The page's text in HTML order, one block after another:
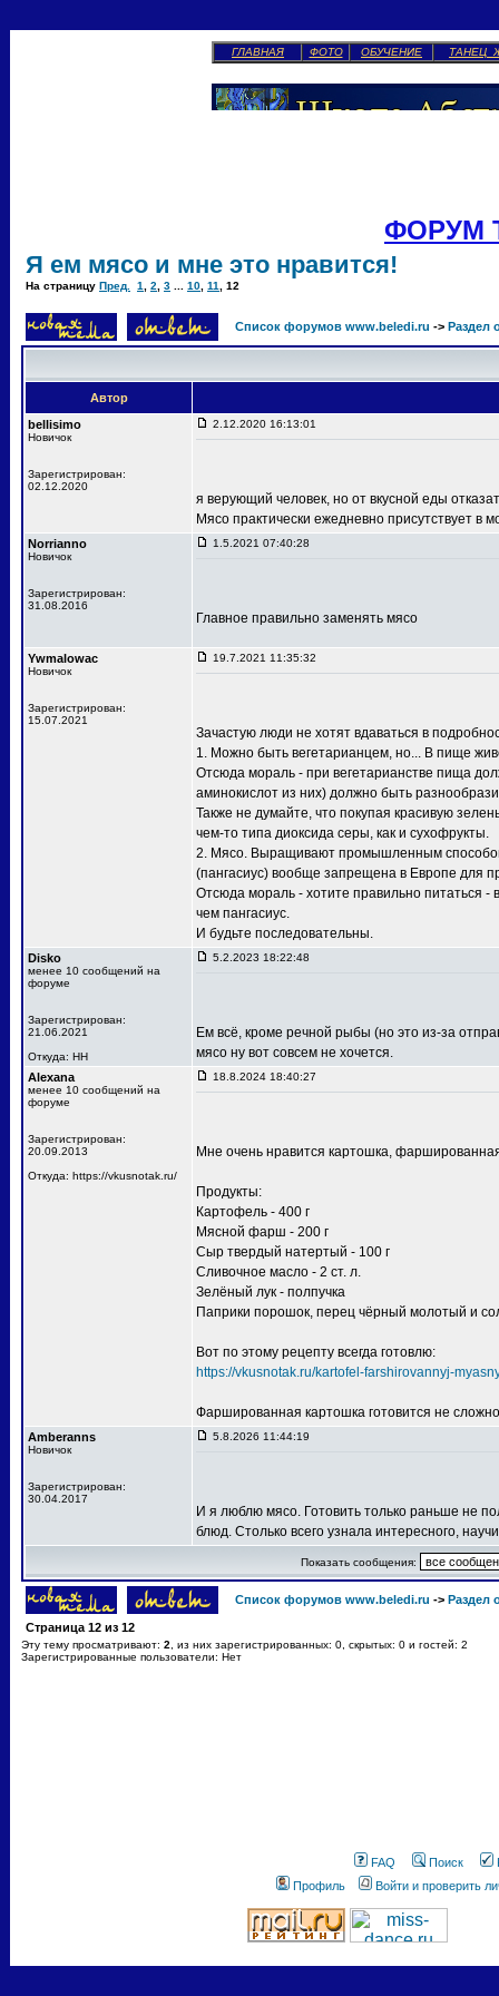
ГЛАВНАЯ ФОТО ОБУЧЕНИЕ ТАНЕЦ
ФОРУМ
Я ем мясо и мне это нравится!
На страницу Пред. 1 2 3 10 11 12
Список форумов www.beledi.ru -> Раздел
Автор
bellisimo
Новичок
Зарегистрирован:
02.12.2020
2.12.2020 16:13:01
я верующий человек, но от вкусной еды
Мясо практически ежедневно присутствует в
Norrianno
Новичок
Зарегистрирован:
31.08.2016
1.5.2021 07:40:28
Главное правильно заменять мясо
Ywmalowac
Новичок
Зарегистрирован:
15.07.2021
19.7.2021 11:35:32
Зачастую люди не хотят вдаваться в
1. Можно быть вегетарианцем, но... В пище
Отсюда мораль - при вегетарианстве пища
аминокислот из них) должно быть
Также не думайте, что покупая красивую
чем-то типа диоксида серы, как и сухофрукты.
2. Мясо. Выращивают промышленным способом
(пангасиус) вообще запрещена в Европе для
Отсюда мораль - хотите правильно питаться
чем пангасиус.
И будьте последовательны.
Disko
менее 10 сообщений на
форуме
Зарегистрирован:
21.06.2021
Откуда: НН
5.2.2023 18:22:48
Ем всё, кроме речной рыбы (но это из-за
мясо ну вот совсем не хочется.
Alexana
менее 10 сообщений на
форуме
Зарегистрирован:
20.09.2013
Откуда: https://vkusnotak.ru/
18.8.2024 18:40:27
Мне очень нравится картошка,
Продукты:
Картофель - 400 г
Мясной фарш - 200 г
Сыр твердый натертый - 100 г
Сливочное масло - 2 ст. л.
Зелёный лук - полпучка
Паприки порошок, перец чёрный молотый и
Вот по этому рецепту всегда готовлю:
https://vkusnotak.ru/kartofel-farshirovannyj-
Фаршированная картошка готовится не
Amberanns
Новичок
Зарегистрирован:
30.04.2017
5.8.2026 11:44:19
И я люблю мясо. Готовить только раньше не
блюд. Столько всего узнала интересного,
Показать сообщения:
Список форумов www.beledi.ru -> Раздел
Страница 12 из 12
Эту тему просматривают: 2 , из них зарегистрированных: 0, скрытых: 0 и гостей: 2
Зарегистрированные пользователи: Нет
FAQ Поиск
Профиль
Войти и проверить